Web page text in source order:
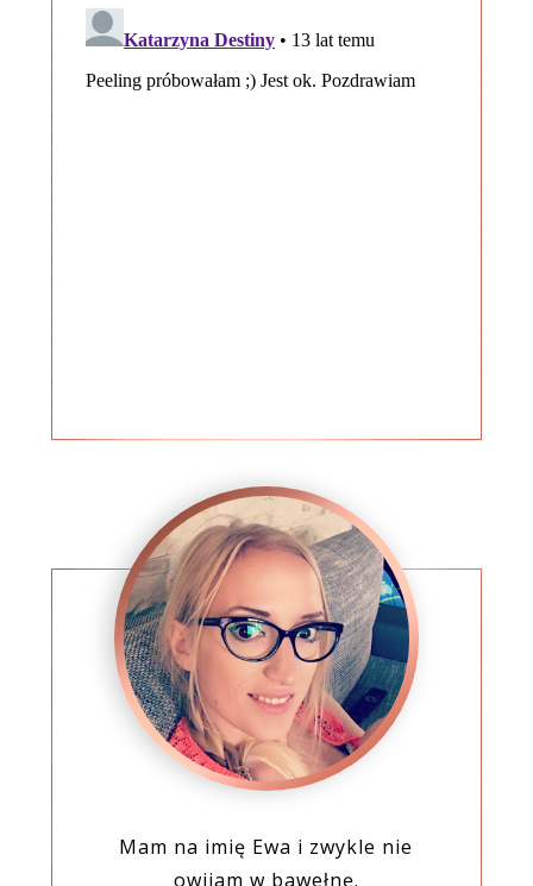
Mam na imię Ewa i zwykle nie
owijam w bawełnę.